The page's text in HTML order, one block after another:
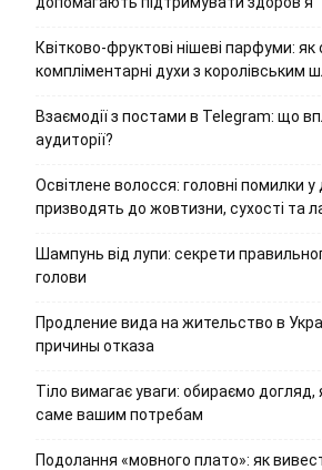
Квітково-фруктові нішеві парфуми: як
компліментарні духи з королівським
Взаємодії з постами в Telegram: що
аудиторії?
Освітлене волосся: головні помилки у
призводять до жовтизни, сухості та
Шампунь від лупи: секрети
голови
Продление вида на жительство в
причины отказа
Тіло вимагає уваги: обираємо догляд,
саме вашим потребам
Подолання «мовного плато»: як